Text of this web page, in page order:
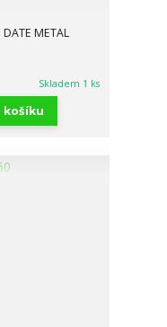
METAL
Skladem 1 ks
košíku